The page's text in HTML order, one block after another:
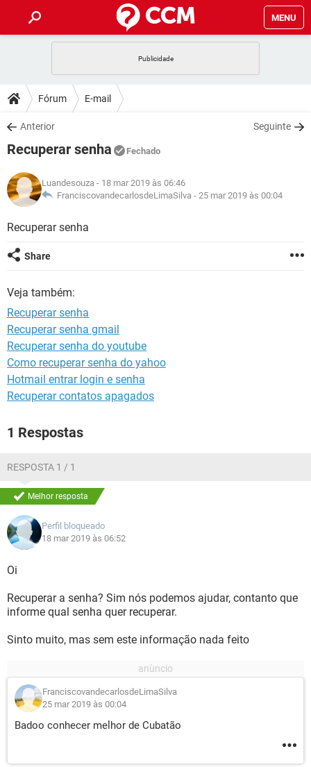
MENU
CELULAR
OUTLOOK
INSTAGRAM
GUIA DE COMPRAS
DICAS
JOGOS
INSTAGRAM GMAIL
GUIA DE COMPRAS
DOWNLOADS
JOGOS
CELULAR
OUTLOOK EXCEL
FÓRUM
JOGOS WHATSAPP
CELULAR
OUTLOOK
INSTAGRAM
GLOSSÁRIO
INSTAGRAM
GUIA DE COMPRAS
Fórum E-mail
Anterior Seguinte
Recuperar senha Fechado
Luandesouza - 18 mar 2019 às 06:46
FranciscovandecarlosdeLimaSilva - 25 mar 2019 às 00:04
Recuperar senha
Share
Veja também:
Recuperar senha
Recuperar senha gmail
Recuperar senha do youtube
Como recuperar senha do yahoo
Hotmail entrar login e senha
Recuperar contatos apagados
1 Respostas
RESPOSTA 1 / 1
Melhor resposta
Perfil bloqueado
18 mar 2019 às 06:52
Oi
Recuperar a senha? Sim nós podemos ajudar, contanto que
informe qual senha quer recuperar.
Sinto muito, mas sem este informação nada feito
FranciscovandecarlosdeLimaSilva
25 mar 2019 às 00:04
Badoo conhecer melhor de Cubatão